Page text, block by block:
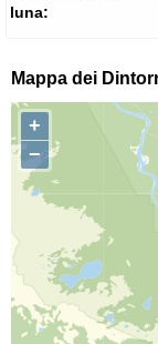
luna:
Mappa dei
+
−